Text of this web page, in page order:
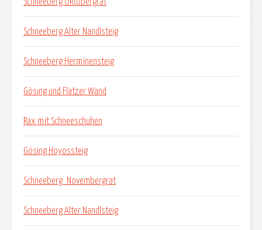
Schneeberg Alter Nandlsteig
Schneeberg Herminensteig
Gösing und Flatzer Wand
Rax mit Schneeschuhen
Gösing Hoyossteig
Schneeberg_Novembergrat
Schneeberg Alter Nandlsteig